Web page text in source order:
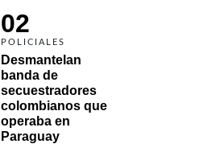
02
POLICIALES
Desmantelan
banda de
secuestradores
colombianos que
operaba en
Paraguay